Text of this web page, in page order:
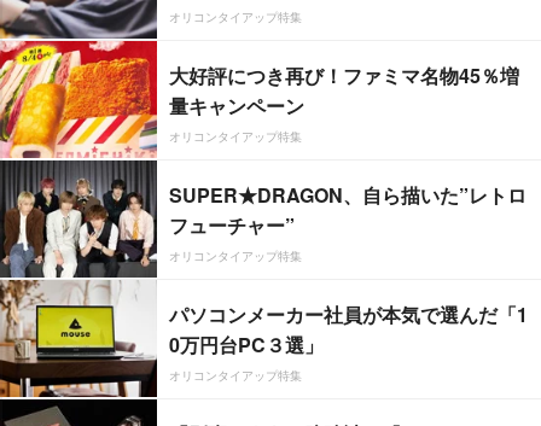
オリコンタイアップ特集
大好評につき再び！ファミマ名物45％増
量キャンペーン
オリコンタイアップ特集
SUPER★DRAGON、自ら描いた”レトロ
フューチャー”
オリコンタイアップ特集
パソコンメーカー社員が本気で選んだ「1
0万円台PC３選」
オリコンタイアップ特集